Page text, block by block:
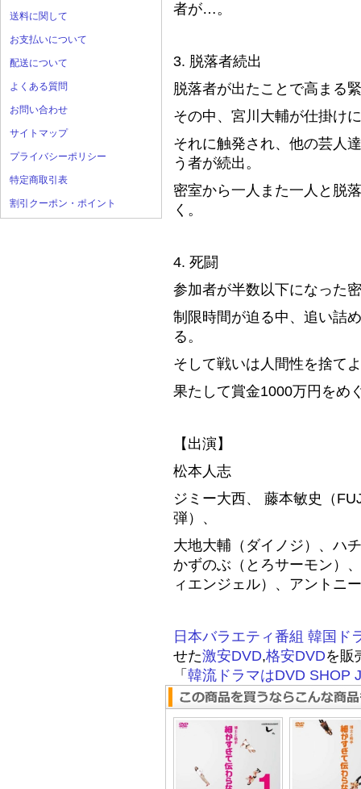
送料に関して
お支払いについて
配送について
よくある質問
お問い合わせ
サイトマップ
プライバシーポリシー
特定商取引表
割引クーポン・ポイント
者が…。
3. 脱落者続出
脱落者が出たことで高まる
その中、宮川大輔が仕掛け
それに触発され、他の芸人
う者が続出。
密室から一人また一人と脱
く。
4. 死闘
参加者が半数以下になった
制限時間が迫る中、追い詰
る。
そして戦いは人間性を捨て
果たして賞金1000万円をめ
【出演】
松本人志
ジミー大西、 藤本敏史（
弾）、
大地大輔（ダイノジ）、ハ
かずのぶ（とろサーモン）
ィエンジェル）、アントニ
日本バラエティ番組 韓国ド
せた激安DVD,格安DVDを販
「 韓流ドラマはDVD SHOP